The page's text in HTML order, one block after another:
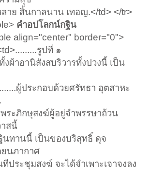
าย สิ้นกาลนาน เทอญ.</td> </tr>
คำอปโลกน์กฐิน
align="center" border="0">
รูปที่ ๑
ผ้าอานิสังสบริวารทั้งปวงนี้ เป็น
ผู้ประกอบด้วยศรัทธา อุตสาหะ
ระภิกษุสงฆ์ผู้อยู่จำพรรษาถ้วน
สนี้
นทานนี้ เป็นของบริสุทธิ์ ดุจ
ยนภากาศ
ประชุมสงฆ์ จะได้จำเพาะเจาจงลง